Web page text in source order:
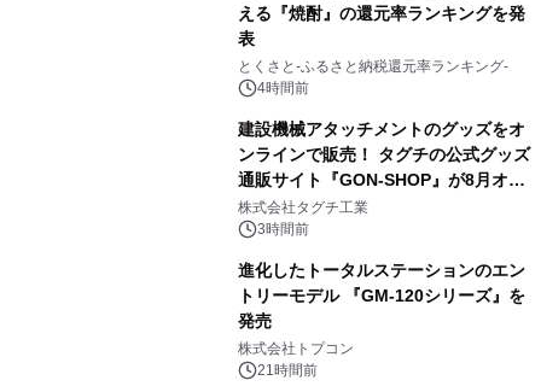
える『焼酎』の還元率ランキングを発
表
とくさと-ふるさと納税還元率ランキング-
4時間前
建設機械アタッチメントのグッズをオ
ンラインで販売！ タグチの公式グッズ
通販サイト『GON-SHOP』が8月オー
プン
株式会社タグチ工業
3時間前
進化したトータルステーションのエン
トリーモデル 『GM-120シリーズ』を
発売
株式会社トプコン
21時間前